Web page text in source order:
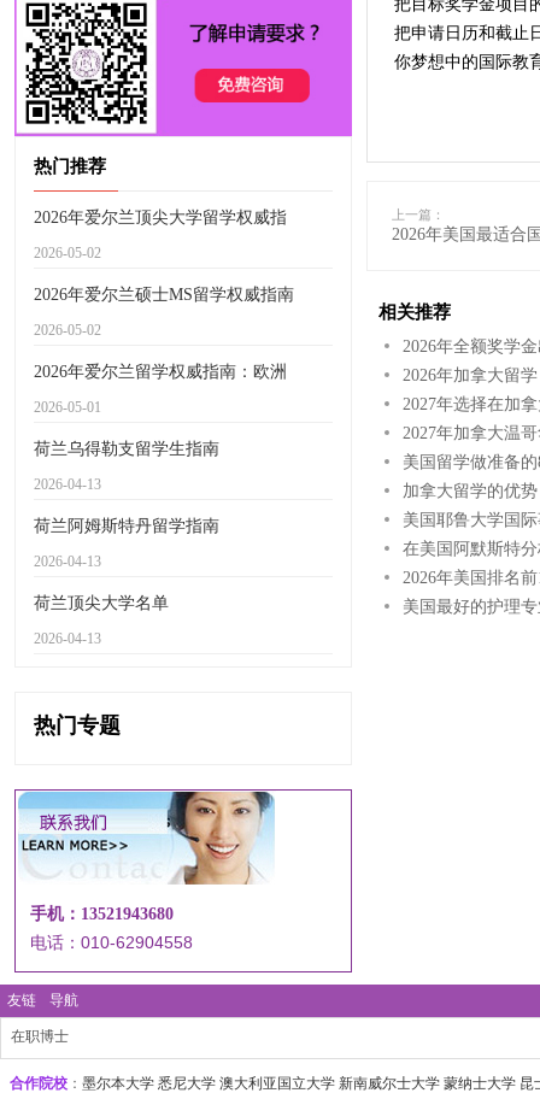
热门推荐
2026年爱尔兰顶尖大学留学权威指
2026-05-02
2026年爱尔兰硕士MS留学权威指南
2026-05-02
2026年爱尔兰留学权威指南：欧洲
2026-05-01
荷兰乌得勒支留学生指南
2026-04-13
荷兰阿姆斯特丹留学指南
2026-04-13
荷兰顶尖大学名单
2026-04-13
热门专题
手机：13521943680
电话：010-62904558
把目标奖学金项目
把申请日历和截止
你梦想中的国际教
上一篇：
2026年美国最适合
相关推荐
2026年全额奖学
2026年加拿大留
2027年选择在加
2027年加拿大温
美国留学做准备
加拿大留学的优
美国耶鲁大学国
在美国阿默斯特
2026年美国排名
美国最好的护理
友链 导航
在职博士
合作院校 ： 墨尔本大学‌ 悉尼大学 澳大利亚国立大学 ‌新南威尔士大学 ‌蒙纳士大学 昆